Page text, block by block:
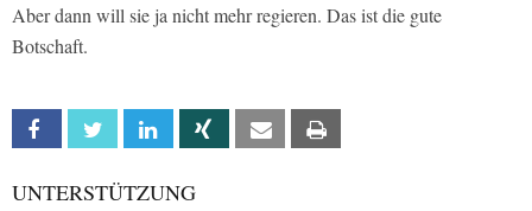
Aber dann will sie ja nicht mehr regieren. Das ist die gute
Botschaft.
Facebook Twitter Linkedin Xing Email
UNTERSTÜTZUNG